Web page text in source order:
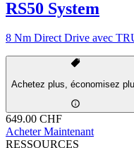
RS50 System
8 Nm Direct Drive avec
Achetez plus, économisez
649.00 CHF
Acheter Maintenant
RESSOURCES